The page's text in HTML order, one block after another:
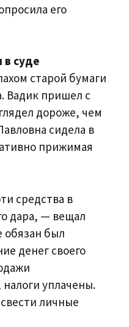
его
в суде
старой бумаги
Вадик пришел с
дороже, чем
сидела в
прижимая
средства в
дара, — вещал
обязан был
денег своего
уплачены.
личные